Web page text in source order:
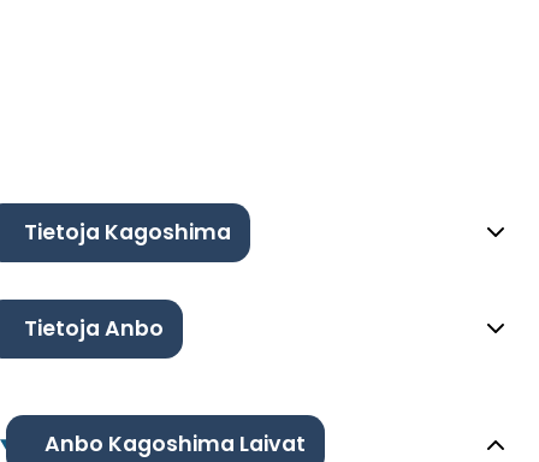
Tietoja Kagoshima
Tietoja Anbo
Anbo Kagoshima Laivat